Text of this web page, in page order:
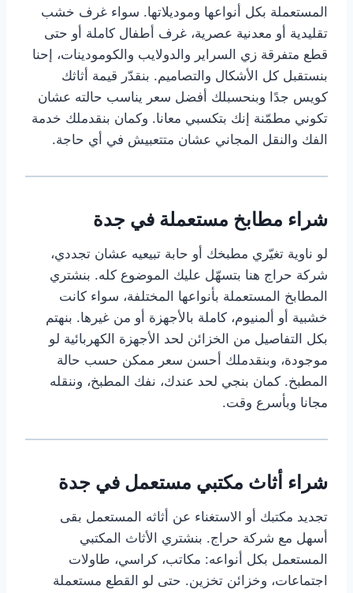
المستعملة بكل أنواعها وموديلاتها. سواء غرف خشب
تقليدية أو معدنية عصرية، غرف أطفال كاملة أو حتى
قطع متفرقة زي السراير والدولايب والكومودينات، إحنا
بنستقبل كل الأشكال والتصاميم. بنقدّر قيمة أثاثك
كويس جدًا وبنحسبلك أفضل سعر يناسب حالته عشان
تكوني مطمّنة إنك بتكسبي معانا. وكمان بنقدملك خدمة
الفك والنقل المجاني عشان متتعبيش في أي حاجة.
شراء مطابخ مستعملة في جدة
لو ناوية تغيّري مطبخك أو حابة تبيعيه عشان تجددي،
شركة حراج هنا بتسهّل عليك الموضوع كله. بنشتري
المطابخ المستعملة بأنواعها المختلفة، سواء كانت
خشبية أو ألمنيوم، كاملة بالأجهزة أو من غيرها. بنهتم
بكل التفاصيل من الخزائن لحد الأجهزة الكهربائية لو
موجودة، وبنقدملك أحسن سعر ممكن حسب حالة
المطبخ. كمان بنجي لحد عندك، نفك المطبخ، وننقله
مجانا وبأسرع وقت.
شراء أثاث مكتبي مستعمل في جدة
تجديد مكتبك أو الاستغناء عن أثاثه المستعمل بقى
أسهل مع شركة حراج. بنشتري الأثاث المكتبي
المستعمل بكل أنواعه: مكاتب، كراسي، طاولات
اجتماعات، وخزائن تخزين. حتى لو القطع مستعملة